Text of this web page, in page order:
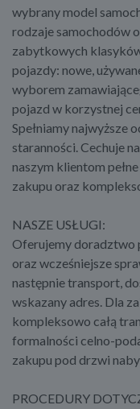
wybrany model
rodzaje samochodów
zabytkowych
pojazdy: nowe,
wyborem
pojazd w korzystnej
Spełniamy najwyższe
staranności. Cechuje
naszym klientom
zakupu oraz
NASZE USŁUGI:
Oferujemy doradztwo
oraz wcześniejsze
następnie transport,
wskazany adres. Dla
kompleksowo całą
formalności celno-
zakupu pod drzwi
PROCEDURY